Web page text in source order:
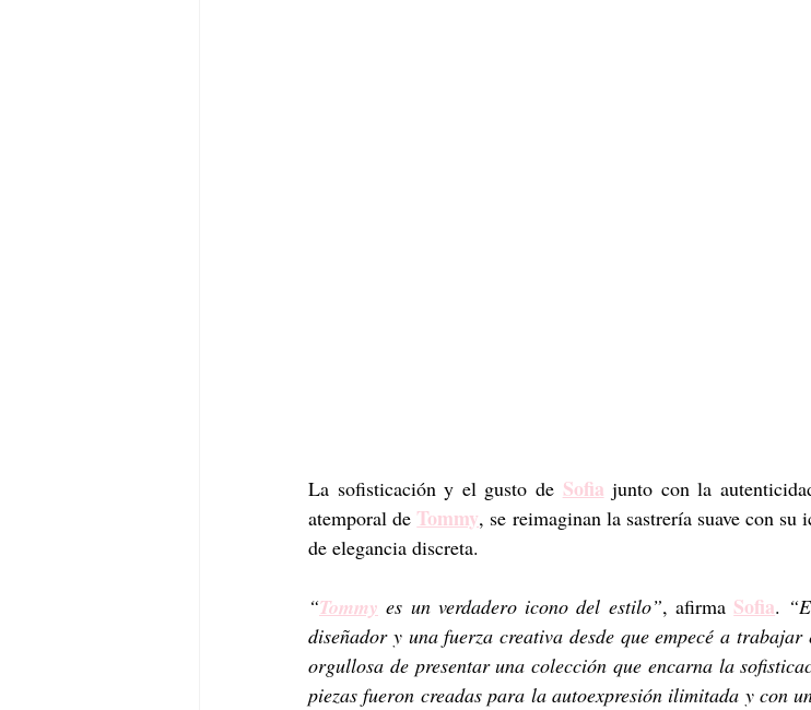
La sofisticación y el gusto de Sofia junto con la
atemporal de Tommy, se reimaginan la sastrería suave con
de elegancia discreta.
“Tommy es un verdadero icono del estilo”, afirma Sofia.
diseñador y una fuerza creativa desde que empecé a
orgullosa de presentar una colección que encarna la
piezas fueron creadas para la autoexpresión ilimitada y con